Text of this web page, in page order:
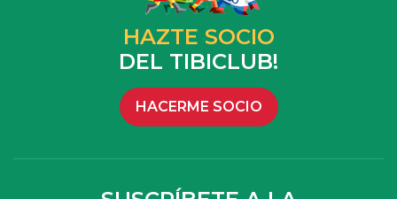
HAZTE SOCIO
DEL TIBICLUB!
HACERME SOCIO